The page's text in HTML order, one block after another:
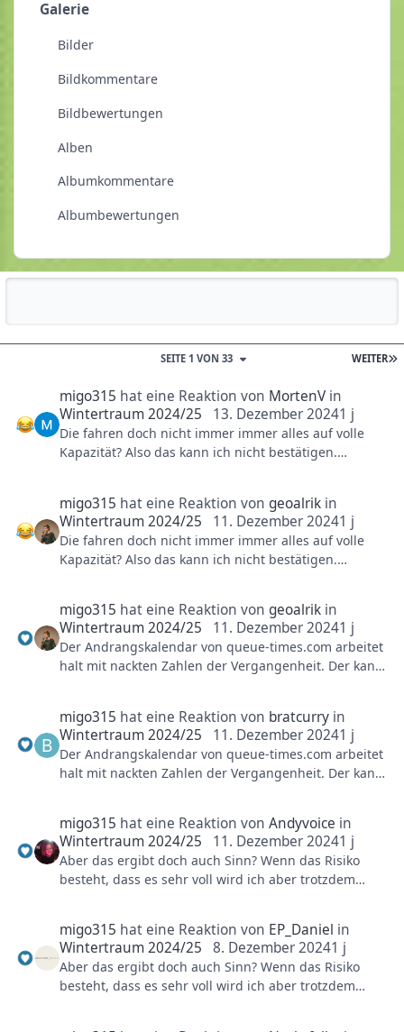
Galerie
Bilder
Bildkommentare
Bildbewertungen
Alben
Albumkommentare
Albumbewertungen
WEITER
SEITE 1 VON 33
migo315 hat eine Reaktion von MortenV in
Wintertraum 2024/25
13. Dezember 20241 j
Die fahren doch nicht immer immer alles auf volle
Kapazität? Also das kann ich nicht bestätigen.
Vor allem bei Raik ... fährt immer nur mit einem
Zug!!!11elf 😄
migo315 hat eine Reaktion vongeoalrik in
Wintertraum 2024/25
11. Dezember 20241 j
Die fahren doch nicht immer immer alles auf volle
Kapazität? Also das kann ich nicht bestätigen.
Vor allem bei Raik ... fährt immer nur mit einem
Zug!!!11elf 😄
migo315 hat eine Reaktion vongeoalrik in
Wintertraum 2024/25
11. Dezember 20241 j
Der Andrangskalendar von queue-times.com arbeitet
halt mit nackten Zahlen der Vergangenheit. Der kann
Um deine Frage aber zu bearbeiten: Ja, auch im
Januar ist das Phantasialand zum Teil knacke voll.
Mein bisher schlimmsten Phantasialand Besuch hatte
die regulären Parkplätze sogar so dicht, dass
Besucher auf einen entfernteren Parkplatz geleitet
und per Shuttle Bus zum Park gefahren wurde (was
ich trotz über 10+ Jahre regelmäßige Besuche gar
migo315 hat eine Reaktion von bratcurry in
Wintertraum 2024/25
11. Dezember 20241 j
Der Andrangskalendar von queue-times.com arbeitet
halt mit nackten Zahlen der Vergangenheit. Der kann
Um deine Frage aber zu bearbeiten: Ja, auch im
Januar ist das Phantasialand zum Teil knacke voll.
Mein bisher schlimmsten Phantasialand Besuch hatte
die regulären Parkplätze sogar so dicht, dass
Besucher auf einen entfernteren Parkplatz geleitet
und per Shuttle Bus zum Park gefahren wurde (was
ich trotz über 10+ Jahre regelmäßige Besuche gar
migo315 hat eine Reaktion vonAndyvoice in
Wintertraum 2024/25
11. Dezember 20241 j
Aber das ergibt doch auch Sinn? Wenn das Risiko
besteht, dass es sehr voll wird ich aber trotzdem
Ich empfinde das Phantasialand teilweise auch
manchmal als zu voll und mecker rum ... aber heißt ja
nicht, dass ich auf Taron und co verzichten möchte.
migo315 hat eine Reaktion von EP_Daniel in
Wintertraum 2024/25
8. Dezember 20241 j
Aber das ergibt doch auch Sinn? Wenn das Risiko
besteht, dass es sehr voll wird ich aber trotzdem